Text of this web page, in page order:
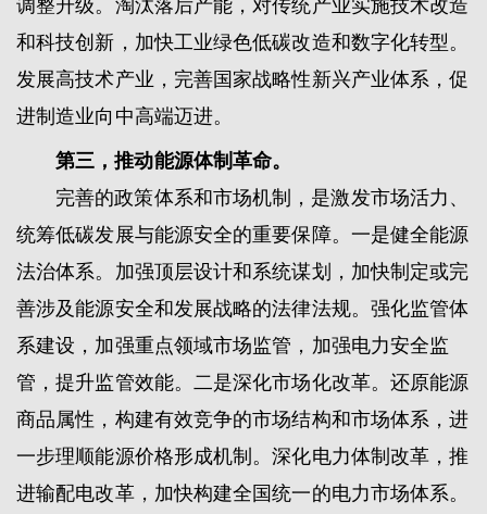
调整升级。淘汰落后产能，对传统产业实施技术改造
和科技创新，加快工业绿色低碳改造和数字化转型。
发展高技术产业，完善国家战略性新兴产业体系，促
进制造业向中高端迈进。
第三，推动能源体制革命。
完善的政策体系和市场机制，是激发市场活力、
统筹低碳发展与能源安全的重要保障。一是健全能源
法治体系。加强顶层设计和系统谋划，加快制定或完
善涉及能源安全和发展战略的法律法规。强化监管体
系建设，加强重点领域市场监管，加强电力安全监
管，提升监管效能。二是深化市场化改革。还原能源
商品属性，构建有效竞争的市场结构和市场体系，进
一步理顺能源价格形成机制。深化电力体制改革，推
进输配电改革，加快构建全国统一的电力市场体系。